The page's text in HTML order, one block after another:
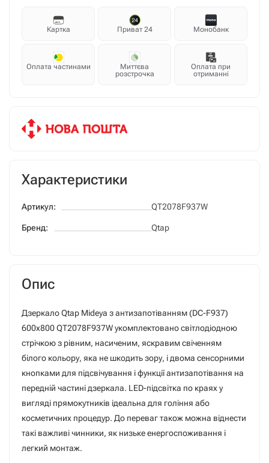
Картка Приват 24 Монобанк
Оплата частинами
Миттєва
розстрочка
Оплата при
отриманні
Характеристики
Артикул: QT2078F937W
Бренд: Qtap
Опис
Дзеркало Qtap Mideya з антизапотіванням (DC-F937)
600х800 QT2078F937W укомплектовано світлодіодною
стрічкою з рівним, насиченим, яскравим свіченням
білого кольору, яка не шкодить зору, і двома сенсорними
кнопками для підсвічування і функції антизапотівання на
передній частині дзеркала. LED-підсвітка по краях у
вигляді прямокутників ідеальна для гоління або
косметичних процедур. До переваг також можна віднести
такі важливі чинники, як низьке енергоспоживання і
легкий монтаж.